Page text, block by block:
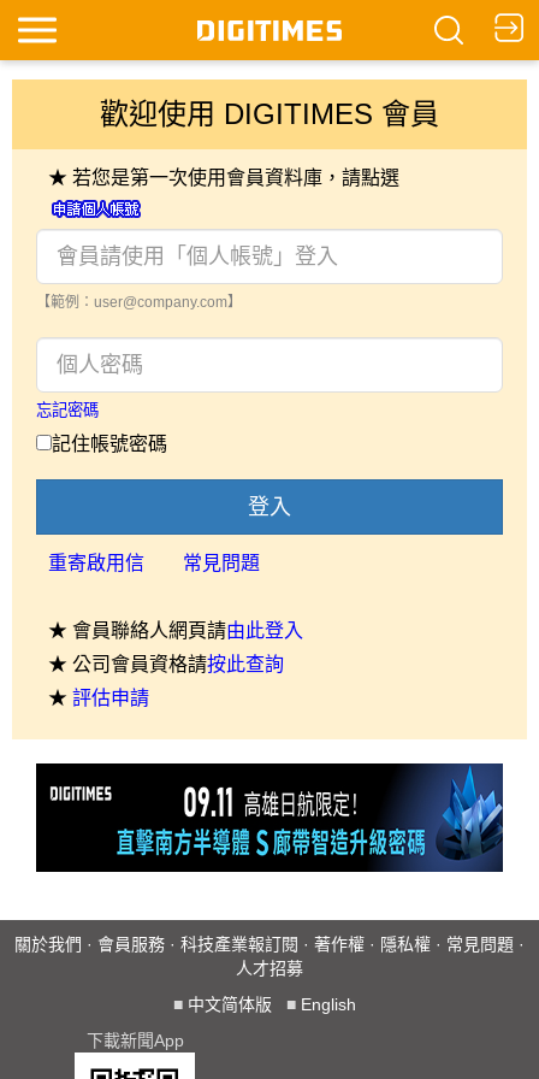
歡迎使用 DIGITIMES 會員
★ 若您是第一次使用會員資料庫，請點選
【範例：user@company.com】
忘記密碼
記住帳號密碼
登入
重寄啟用信 常見問題
★ 會員聯絡人網頁請由此登入
★ 公司會員資格請按此查詢
★ 評估申請
關於我們 · 會員服務 · 科技產業報訂閱 · 著作權 · 隱私權 · 常見問題 ·
人才招募
■ 中文简体版 ■ English
下載新聞App